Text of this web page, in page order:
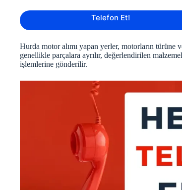
Telefon Et!
Hurda motor alımı yapan yerler, motorların
genellikle parçalara ayrılır, değerlendirilen
işlemlerine gönderilir.